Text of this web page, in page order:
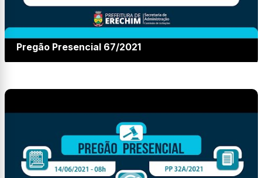
Pregão Presencial 67/2021